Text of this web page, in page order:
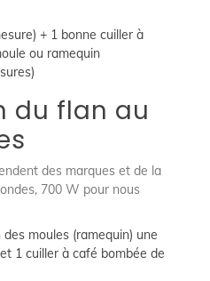
+ 1 bonne cuiller à
ou ramequin
du flan au
des marques et de la
700 W pour nous
moules (ramequin) une
1 cuiller à café bombée de